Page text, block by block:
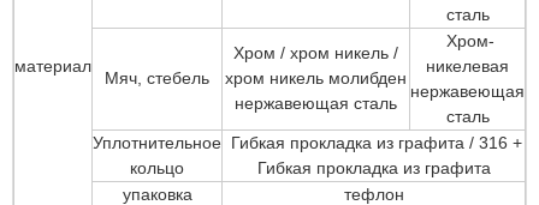
материал
сталь
Мяч, стебель
Хром / хром никель /
хром никель молибден
нержавеющая сталь
Хром-
никелевая
нержавеющая
сталь
Уплотнительное
кольцо
Гибкая прокладка из графита / 316 +
Гибкая прокладка из графита
упаковка
тефлон